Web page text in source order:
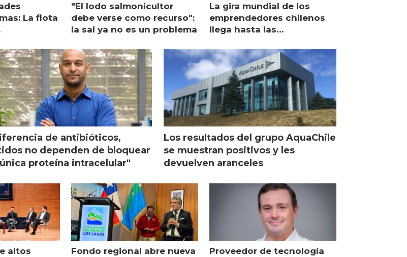
La flota
"El lodo salmonicultor
debe verse como recurso":
la sal ya no es un problema
La gira mundial de los
emprendedores chilenos
llega hasta las
Escocia
de antibióticos,
no dependen de bloquear
proteína intracelular"
Los resultados del grupo AquaChile
se muestran positivos y les
devuelven aranceles
altos
Fondo regional abre nueva
Proveedor de tecnología